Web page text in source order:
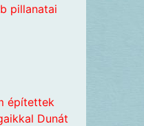
pillanatai
építettek
Dunát